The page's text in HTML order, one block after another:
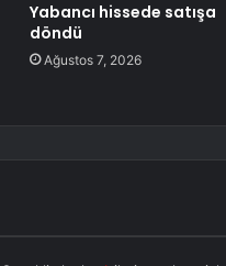
Yabancı hissede satışa
döndü
Ağustos 7, 2026